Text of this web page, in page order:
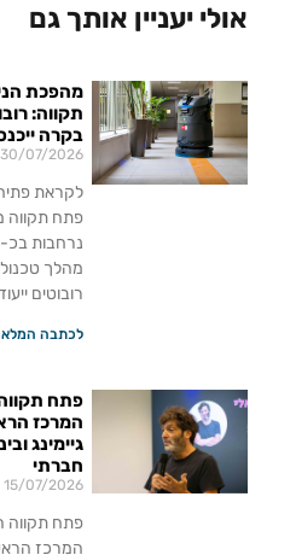
אולי יעניין אותך גם
מהפכת
תקווה:
בקרה
30/07/2026
לקראת
פתח תקווה
מהלך
רובוטים
לכתבה
המרכז
גיימינג
חברתי
15/07/2026
המרכז